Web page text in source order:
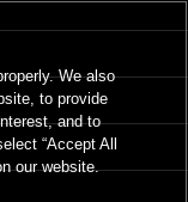
We also
to provide
and to
“Accept All
our website.